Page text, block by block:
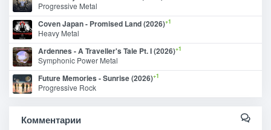
Progressive Metal
Coven Japan - Promised Land (2026)+1
Heavy Metal
Ardennes - A Traveller's Tale Pt. I (2026)+1
Symphonic Power Metal
Future Memories - Sunrise (2026)+1
Progressive Rock
Комментарии